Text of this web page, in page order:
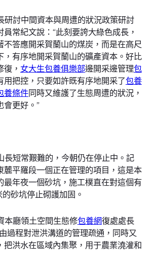
研討中間資本與周遭的狀況政策研討
常紀文說：“此刻要誇大綠色成長，
不答應開采賀蘭山的煤炭，而是在高尺
，有序地開采賀蘭山的礦產資本。好比
， 女大生包養俱樂部邊開采邊管理包
用把控，只要如許既有序地開采了包養
養條件同時又維護了生態周遭的狀況，
會更好。”
長短常艱難的，今朝仍在停止中。記
麓平羅段一個正在管理的項目，這是本
最年夜一個砂坑，施工樸直在對這個有
砂坑停止砌護加固。
本廳領土空間生態修包養網復處處長
過程對泄洪溝道的管理疏通，同時又
把洪水在區域內集聚，用于農業澆灌和